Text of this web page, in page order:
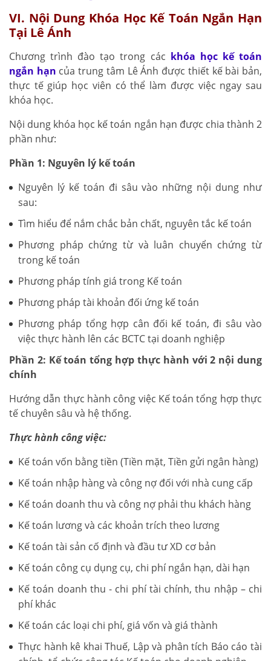
VI. Nội Dung Khóa Học Kế Toán Ngắn Hạn
Tại Lê Ánh
Chương trình đào tạo trong các khóa học kế toán
ngắn hạn của trung tâm Lê Ánh được thiết kế bài bản,
thực tế giúp học viên có thể làm được việc ngay sau
khóa học.
Nội dung khóa học kế toán ngắn hạn được chia thành 2
phần như:
Phần 1: Nguyên lý kế toán
Nguyên lý kế toán đi sâu vào những nội dung như
sau:
Tìm hiểu để nắm chắc bản chất, nguyên tắc kế toán
Phương pháp chứng từ và luân chuyển chứng từ
trong kế toán
Phương pháp tính giá trong Kế toán
Phương pháp tài khoản đối ứng kế toán
Phương pháp tổng hợp cân đối kế toán, đi sâu vào
việc thực hành lên các BCTC tại doanh nghiệp
Phần 2: Kế toán tổng hợp thực hành với 2 nội dung
chính
Hướng dẫn thực hành công việc Kế toán tổng hợp thực
tế chuyên sâu và hệ thống.
Thực hành công việc:
Kế toán vốn bằng tiền (Tiền mặt, Tiền gửi ngân hàng)
Kế toán nhập hàng và công nợ đối với nhà cung cấp
Kế toán doanh thu và công nợ phải thu khách hàng
Kế toán lương và các khoản trích theo lương
Kế toán tài sản cố định và đầu tư XD cơ bản
Kế toán công cụ dụng cụ, chi phí ngắn hạn, dài hạn
Kế toán doanh thu - chi phí tài chính, thu nhập – chi
phí khác
Kế toán các loại chi phí, giá vốn và giá thành
Thực hành kê khai Thuế, Lập và phân tích Báo cáo tài